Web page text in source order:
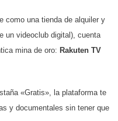
como una tienda de alquiler y
un videoclub digital), cuenta
mina de oro: Rakuten TV
«Gratis», la plataforma te
y documentales sin tener que